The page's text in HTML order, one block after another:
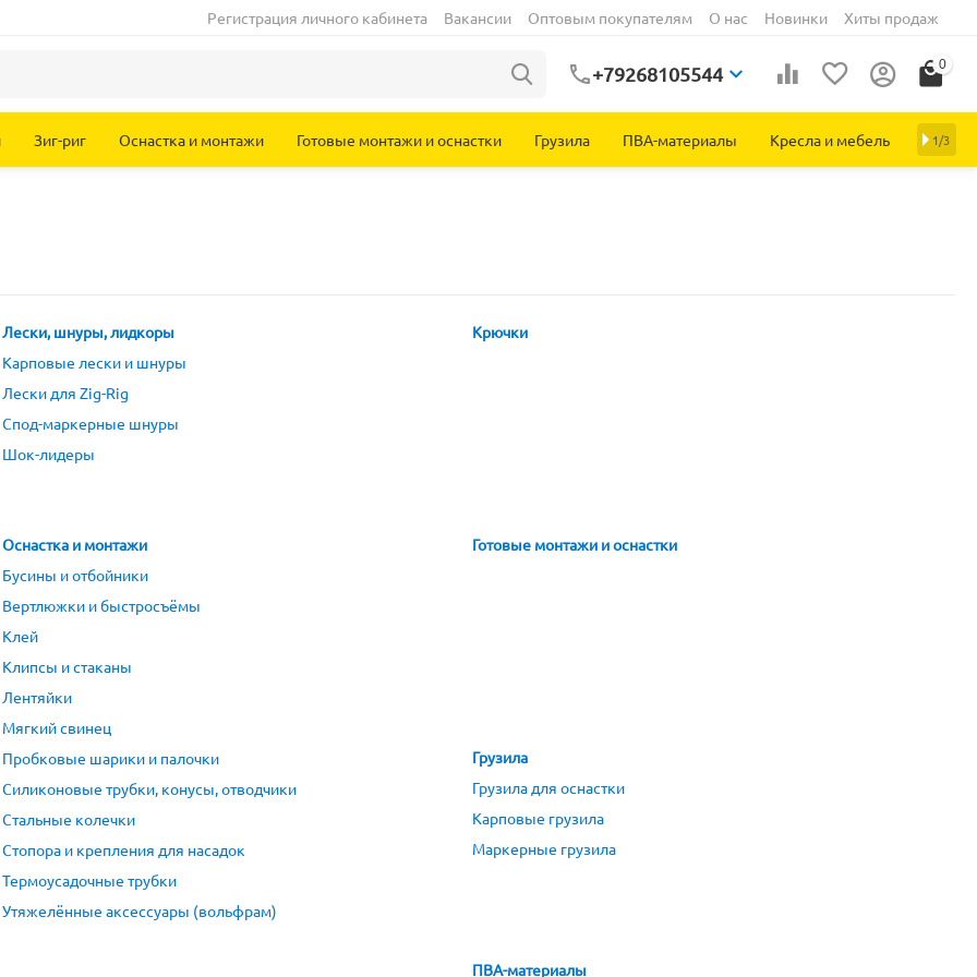
Регистрация личного кабинета Вакансии Оптовым покупателям О нас Новинки Хиты продаж
+79268105544 0
Зиг-риг Оснастка и монтажи Готовые монтажи и оснастки Грузила ПВА-материалы Кресла и мебель 1/3
Лески, шнуры, лидкоры
Карповые лески и шнуры
Лески для Zig-Rig
Спод-маркерные шнуры
Шок-лидеры
Крючки
Оснастка и монтажи
Бусины и отбойники
Вертлюжки и быстросъёмы
Клей
Клипсы и стаканы
Лентяйки
Мягкий свинец
Пробковые шарики и палочки
Силиконовые трубки, конусы, отводчики
Стальные колечки
Стопора и крепления для насадок
Термоусадочные трубки
Утяжелённые аксессуары (вольфрам)
Готовые монтажи и оснастки
Грузила
Грузила для оснастки
Карповые грузила
Маркерные грузила
ПВА-материалы